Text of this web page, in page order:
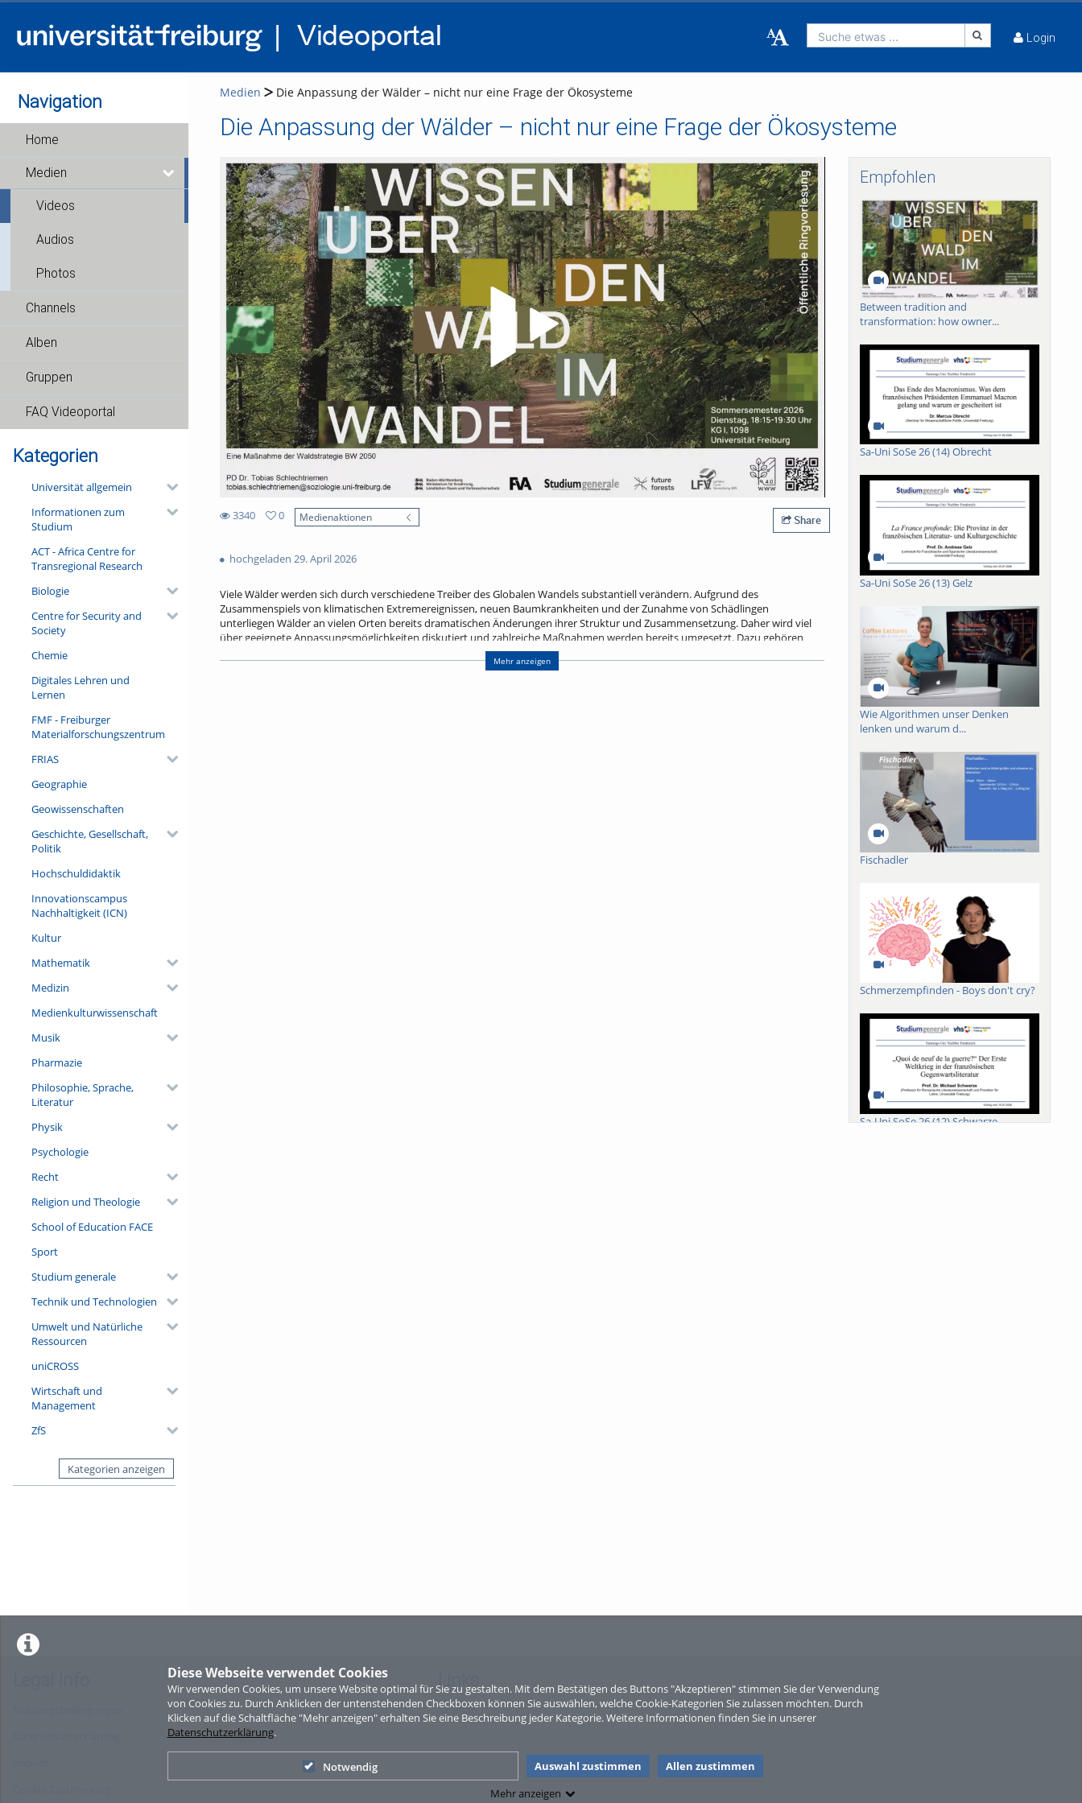
Diese Webseite verwendet Cookies
Wir verwenden Cookies, um unsere Website optimal für Sie zu gestalten. Mit dem Bestätigen des Buttons "Akzeptieren" stimmen Sie der Verwendung
von Cookies zu. Durch Anklicken der untenstehenden Checkboxen können Sie auswählen, welche Cookie-Kategorien Sie zulassen möchten. Durch
Klicken auf die Schaltfläche "Mehr anzeigen" erhalten Sie eine Beschreibung jeder Kategorie. Weitere Informationen finden Sie in unserer
Datenschutzerklärung.
Notwendig Auswahl zustimmen
Allen zustimmen
Mehr anzeigen
Suche etwas ... Login
Navigation
Home
Medien
Videos
Audios
Photos
Channels
Alben
Gruppen
FAQ Videoportal
Kategorien
Universität allgemein
Informationen zum
Studium
ACT - Africa Centre for
Transregional Research
Biologie
Centre for Security and
Society
Chemie
Digitales Lehren und
Lernen
FMF - Freiburger
Materialforschungszentrum
FRIAS
Geographie
Geowissenschaften
Geschichte, Gesellschaft,
Politik
Hochschuldidaktik
Innovationscampus
Nachhaltigkeit (ICN)
Kultur
Mathematik
Medizin
Medienkulturwissenschaft
Musik
Pharmazie
Philosophie, Sprache,
Literatur
Physik
Psychologie
Recht
Religion und Theologie
School of Education FACE
Sport
Studium generale
Technik und Technologien
Umwelt und Natürliche
Ressourcen
uniCROSS
Wirtschaft und
Management
ZfS
Kategorien anzeigen
Medien Die Anpassung der Wälder – nicht nur eine Frage der Ökosysteme
Die Anpassung der Wälder – nicht nur eine Frage der Ökosysteme
Video abspielen
3340
views
0
Medienaktionen Share
hochgeladen 29. April 2026
Viele Wälder werden sich durch verschiedene Treiber des Globalen Wandels substantiell verändern. Aufgrund des
Zusammenspiels von klimatischen Extremereignissen, neuen Baumkrankheiten und der Zunahme von Schädlingen
unterliegen Wälder an vielen Orten bereits dramatischen Änderungen ihrer Struktur und Zusammensetzung. Daher wird viel
über geeignete Anpassungsmöglichkeiten diskutiert und zahlreiche Maßnahmen werden bereits umgesetzt. Dazu gehören
eine Veränderung der Baumartenzusammensetzung, eine Erhöhung der Mischung, eine konsequente Bestandespflege oder
die Verbesserung des Wasserrückhalts in Wäldern. Um die notwendige Anpassung und Transformation der Wälder
Mehr anzeigen
Empfohlen
Between tradition and
transformation: how owner...
Sa-Uni SoSe 26 (14) Obrecht
Sa-Uni SoSe 26 (13) Gelz
Wie Algorithmen unser Denken
lenken und warum d...
Fischadler
Schmerzempfinden - Boys don't cry?
Sa-Uni SoSe 26 (12) Schwarze
Sperber
Links
Sitemap